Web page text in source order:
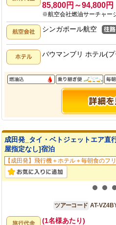
85,800円～94,800円
※航空会社燃油サーチャー
シンガポール航空
バウマンブリ ホテル(
成田発_タイ・ベトジェットエア直
屋指定なし]宿泊
【成田発】飛行機＋ホテル＋毎朝食のフ
ツアーコード AT-
(1名様あたり)